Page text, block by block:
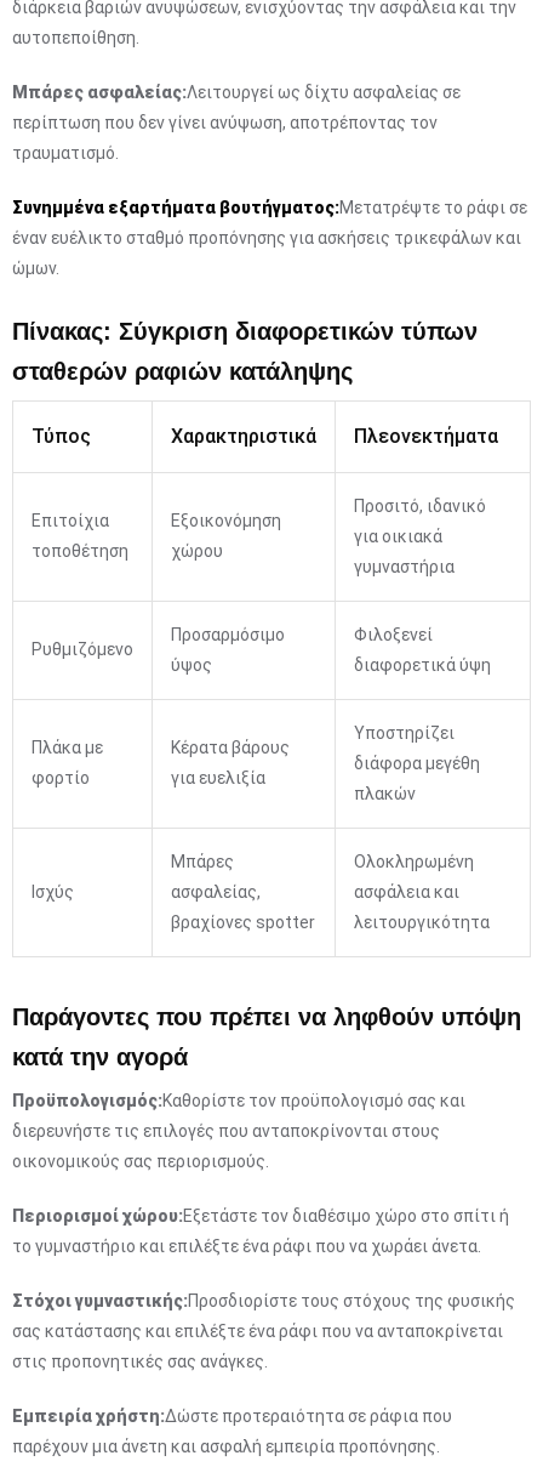
διάρκεια βαριών ανυψώσεων, ενισχύοντας την ασφάλεια και την
αυτοπεποίθηση.
Μπάρες ασφαλείας:Λειτουργεί ως δίχτυ ασφαλείας σε
περίπτωση που δεν γίνει ανύψωση, αποτρέποντας τον
τραυματισμό.
Συνημμένα εξαρτήματα βουτήγματος:Μετατρέψτε το ράφι σε
έναν ευέλικτο σταθμό προπόνησης για ασκήσεις τρικεφάλων και
ώμων.
Πίνακας: Σύγκριση διαφορετικών τύπων
σταθερών ραφιών κατάληψης
Τύπος Χαρακτηριστικά Πλεονεκτήματα
Επιτοίχια
τοποθέτηση
Εξοικονόμηση
χώρου
Προσιτό, ιδανικό
για οικιακά
γυμναστήρια
Ρυθμιζόμενο
Προσαρμόσιμο
ύψος
Φιλοξενεί
διαφορετικά ύψη
Πλάκα με
φορτίο
Κέρατα βάρους
για ευελιξία
Υποστηρίζει
διάφορα μεγέθη
πλακών
Ισχύς
Μπάρες
ασφαλείας,
βραχίονες spotter
Ολοκληρωμένη
ασφάλεια και
λειτουργικότητα
Παράγοντες που πρέπει να ληφθούν υπόψη
κατά την αγορά
Προϋπολογισμός:Καθορίστε τον προϋπολογισμό σας και
διερευνήστε τις επιλογές που ανταποκρίνονται στους
οικονομικούς σας περιορισμούς.
Περιορισμοί χώρου:Εξετάστε τον διαθέσιμο χώρο στο σπίτι ή
το γυμναστήριο και επιλέξτε ένα ράφι που να χωράει άνετα.
Στόχοι γυμναστικής:Προσδιορίστε τους στόχους της φυσικής
σας κατάστασης και επιλέξτε ένα ράφι που να ανταποκρίνεται
στις προπονητικές σας ανάγκες.
Εμπειρία χρήστη:Δώστε προτεραιότητα σε ράφια που
παρέχουν μια άνετη και ασφαλή εμπειρία προπόνησης.